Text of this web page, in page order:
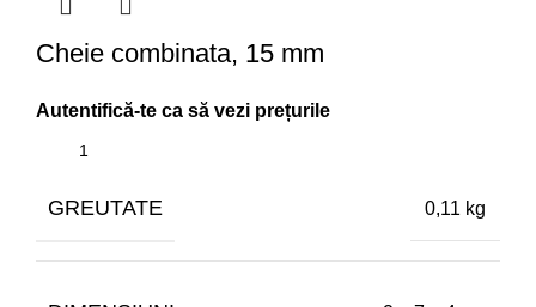
Cheie combinata, 15 mm
GREUTATE 0,11 kg